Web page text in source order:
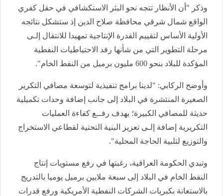
وذكر "أن الأنظار تتجه نحو البئر الاستكشافي في حقل كفري
الواقع شمال شرقي محافظة صلاح الدين إذ ستشكل نتائجه
الأولية الأساس لتقييم القدرة الإنتاجية تمهيدا للانتقال إلـى
مرحلة التطوير التي من شأنها رفد الاحتياطيات النفطية
المؤكدة للبلاد بنحو 600 مليون برميل من النفط الخام".
وأوضح الركابي: "لدينا برامج تنفيذية لتوسعة مصافي التكرير
الصغيرة المنتشرة في البلاد إلى جانب إضافة وحدات تكميلية
حديثة للمصافي الكبيرة؛ بهدف رفــع كفاءة العمليات
التكريرية إضافة إلـى تعزيز البنية التحتية لقطاعي الاستخراج
والتوزيع لتلبية الحاجة المحلية".
وتبدي الحكومة العراقية، رغبتها في رفع مستويات إنتاج
النفط الخام في البلاد إلى سبعة ملايين برميل يوميا بالتدريج
بالاستعانة بكبريات الشركات النفطية الأمريكية ورفع قدرات